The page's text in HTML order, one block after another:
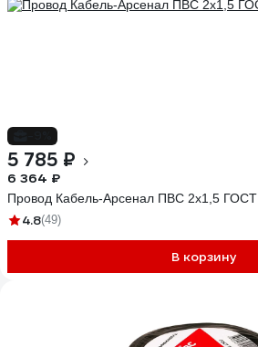
5 785 ₽
6 364 ₽
Провод Кабель-Арсенал ПВС 2х1,5
4.8(49)
В корзину